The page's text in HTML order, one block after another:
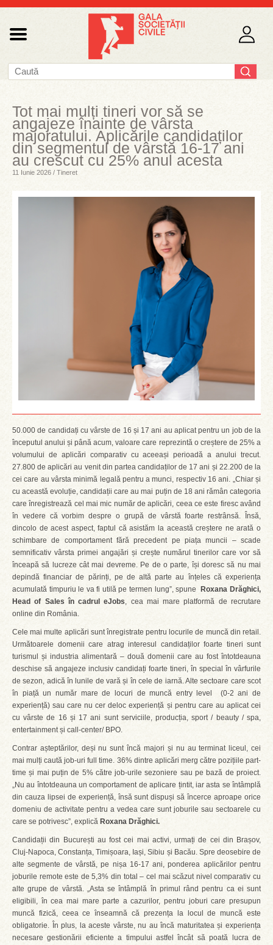
Tot mai mulți tineri vor să se
angajeze înainte de vârsta
majoratului. Aplicările candidaților
din segmentul de vârstă 16-17 ani
au crescut cu 25% anul acesta
11 Iunie 2026 / Tineret
50.000 de candidați cu vârste de 16 și 17 ani au aplicat pentru un job de la
începutul anului și până acum, valoare care reprezintă o creștere de 25% a
volumului de aplicări comparativ cu aceeași perioadă a anului trecut.
27.800 de aplicări au venit din partea candidaților de 17 ani și 22.200 de la
cei care au vârsta minimă legală pentru a munci, respectiv 16 ani. „Chiar și
cu această evoluție, candidații care au mai puțin de 18 ani rămân categoria
care înregistrează cel mai mic număr de aplicări, ceea ce este firesc având
în vedere că vorbim despre o grupă de vârstă foarte restrânsă. Însă,
dincolo de acest aspect, faptul că asistăm la această creștere ne arată o
schimbare de comportament fără precedent pe piața muncii – scade
semnificativ vârsta primei angajări și crește numărul tinerilor care vor să
înceapă să lucreze cât mai devreme. Pe de o parte, își doresc să nu mai
depindă financiar de părinți, pe de altă parte au înțeles că experiența
acumulată timpuriu le va fi utilă pe termen lung”, spune
Roxana Drăghici,
Head of Sales în cadrul eJobs, cea mai mare platformă de recrutare
online din România.
Cele mai multe aplicări sunt înregistrate pentru locurile de muncă din retail.
Următoarele domenii care atrag interesul candidaților foarte tineri sunt
turismul și industria alimentară – două domenii care au fost întotdeauna
deschise să angajeze inclusiv candidați foarte tineri, în special în vârfurile
de sezon, adică în lunile de vară și în cele de iarnă. Alte sectoare care scot
în piață un număr mare de locuri de muncă entry level (0-2 ani de
experiență) sau care nu cer deloc experiență și pentru care au aplicat cei
cu vârste de 16 și 17 ani sunt serviciile, producția, sport / beauty / spa,
entertainment și call-center/ BPO.
Contrar așteptărilor, deși nu sunt încă majori și nu au terminat liceul, cei
mai mulți caută job-uri full time. 36% dintre aplicări merg către pozițiile part-
time și mai puțin de 5% către job-urile sezoniere sau pe bază de proiect.
„Nu au întotdeauna un comportament de aplicare țintit, iar asta se întâmplă
din cauza lipsei de experiență, însă sunt dispuși să încerce aproape orice
domeniu de activitate pentru a vedea care sunt joburile sau sectoarele cu
care se potrivesc”, explică Roxana Drăghici.
Candidații din București au fost cei mai activi, urmați de cei din Brașov,
Cluj-Napoca, Constanța, Timișoara, Iași, Sibiu și Bacău. Spre deosebire de
alte segmente de vârstă, pe nișa 16-17 ani, ponderea aplicărilor pentru
joburile remote este de 5,3% din total – cel mai scăzut nivel comparativ cu
alte grupe de vârstă. „Asta se întâmplă în primul rând pentru ca ei sunt
eligibili, în cea mai mare parte a cazurilor, pentru joburi care presupun
muncă fizică, ceea ce înseamnă că prezența la locul de muncă este
obligatorie. În plus, la aceste vârste, nu au încă maturitatea și experiența
necesare gestionării eficiente a timpului astfel încât să poată lucra de